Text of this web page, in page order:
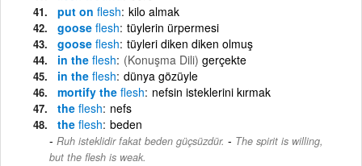
put on flesh kilo almak
goose flesh tüylerin ürpermesi
goose flesh tüyleri diken diken olmuş
in the flesh (Konuşma Dili) gerçekte
in the flesh dünya gözüyle
mortify the flesh nefsin isteklerini kırmak
the flesh nefs
the flesh beden
Ruh isteklidir fakat beden güçsüzdür. - The spirit is willing,
but the flesh is weak.